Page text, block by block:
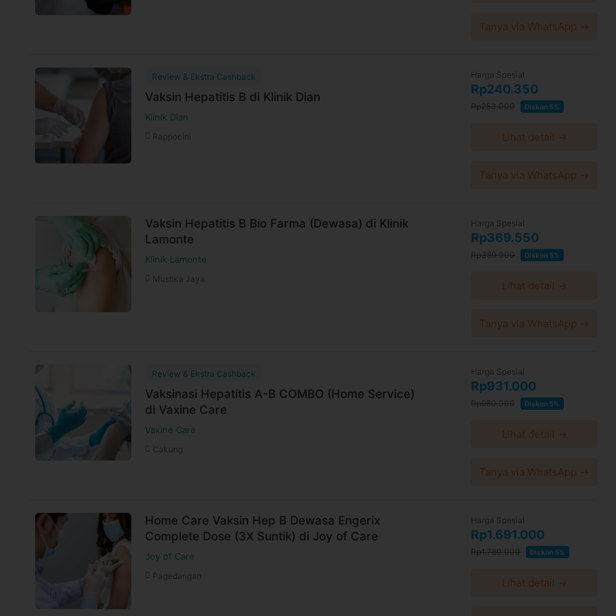
Tanya via WhatsApp →
Review & Ekstra Cashback
Vaksin Hepatitis B di Klinik Dian
Klinik Dian
Rappocini
Harga Spesial
Rp240.350
Rp253.000 Diskon 5%
Lihat detail →
Tanya via WhatsApp →
Vaksin Hepatitis B Bio Farma (Dewasa) di Klinik
Lamonte
Klinik Lamonte
Mustika Jaya
Harga Spesial
Rp369.550
Rp389.000 Diskon 5%
Lihat detail →
Tanya via WhatsApp →
Review & Ekstra Cashback
Vaksinasi Hepatitis A-B COMBO (Home Service)
di Vaxine Care
Vaxine Care
Cakung
Harga Spesial
Rp931.000
Rp980.000 Diskon 5%
Lihat detail →
Tanya via WhatsApp →
Home Care Vaksin Hep B Dewasa Engerix
Complete Dose (3X Suntik) di Joy of Care
Joy of Care
Pagedangan
Harga Spesial
Rp1.691.000
Rp1.780.000 Diskon 5%
Lihat detail →